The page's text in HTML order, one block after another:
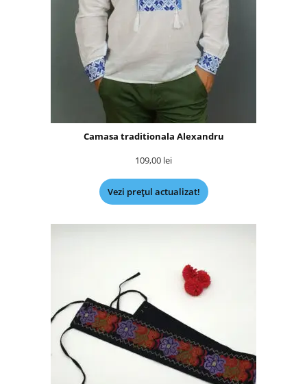
Camasa traditionala Alexandru
109,00 lei
Vezi prețul actualizat!